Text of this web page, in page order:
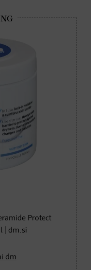
Protect
| dm.si
dm